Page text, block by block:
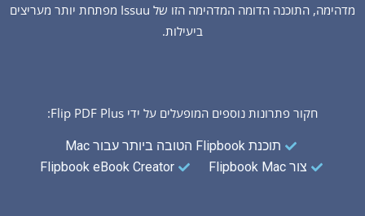
מדהימה, התוכנה הדומה המדהימה הזו של Issuu מפתחת יותר מעריצים
ביעילות.
חקור פתרונות נוספים המופעלים על ידי Flip PDF Plus:
תוכנת Flipbook הטובה ביותר עבור Mac
צור Flipbook Mac
Flipbook eBook Creator